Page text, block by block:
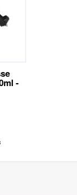
-